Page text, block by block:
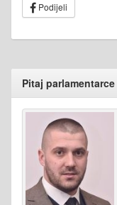
Podijeli
Pitaj parlamentarce